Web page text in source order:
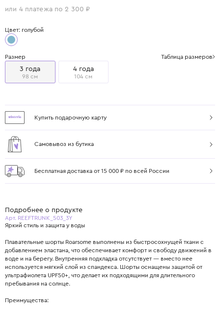
или 4 платежа по 2 300 ₽
Цвет: голубой
Размер Таблица размеров
3 года
98 см
4 года
104 см
Купить подарочную карту
Самовывоз из бутика
Бесплатная доставка от 15 000 ₽ по всей России
Подробнее о продукте
Арт. REEFTRUNK_503_3Y
Яркий стиль и защита у воды
Плавательные шорты Roarsome выполнены из быстросохнущей ткани с
добавлением эластана, что обеспечивает комфорт и свободу движений в
воде и на берегу. Внутренняя подкладка отсутствует — вместо нее
используется мягкий слой из спандекса. Шорты оснащены защитой от
ультрафиолета UPF50+, что делает их подходящими для длительного
пребывания на солнце.
Преимущества: